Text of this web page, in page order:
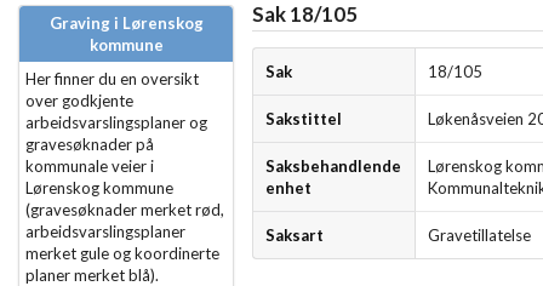
Graving i Lørenskog
kommune
Her finner du en oversikt
over godkjente
arbeidsvarslingsplaner og
gravesøknader på
kommunale veier i
Lørenskog kommune
(gravesøknader merket rød,
arbeidsvarslingsplaner
merket gule og koordinerte
planer merket blå).
Sak 18/105
Sak 18/105
Sakstittel Løkenåsveien
Saksbehandlende
enhet
Lørenskog
Saksart Gravetillatelse